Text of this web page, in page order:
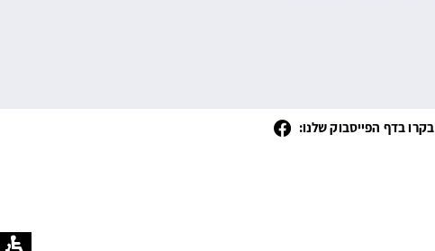
בקרו בדף הפייסבוק שלנו: